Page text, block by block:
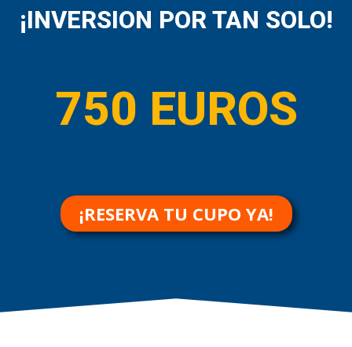
¡INVERSION POR TAN SOLO!
750 EUROS
¡RESERVA TU CUPO YA!